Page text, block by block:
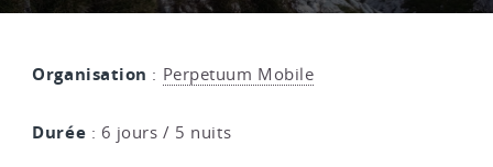
Organisation : Perpetuum Mobile
Durée : 6 jours / 5 nuits